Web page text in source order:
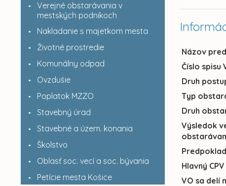
Verejné obstarávania v
mestských podnikoch
Nakladanie s majetkom mesta
Životné prostredie
Komunálny odpad
Ovzdušie
Poplatok MZZO
Stavebný úrad
Stavebné a územ. konania
Školstvo
Oblasť soc. vecí a soc. bývania
Petície mesta Košice
Názov
Číslo spisu
Druh
Typ
Druh
Výsledok
Hlavný CPV
VO sa delí